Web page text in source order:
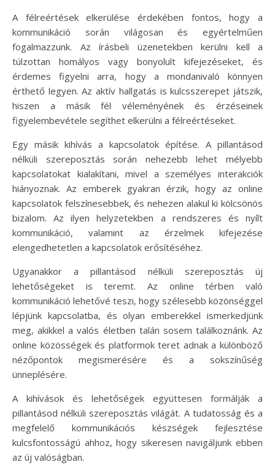
A félreértések elkerülése érdekében fontos, hogy a
kommunikáció során világosan és egyértelműen
fogalmazzunk. Az írásbeli üzenetekben kerülni kell a
túlzottan homályos vagy bonyolult kifejezéseket, és
érdemes figyelni arra, hogy a mondanivaló könnyen
érthető legyen. Az aktív hallgatás is kulcsszerepet játszik,
hiszen a másik fél véleményének és érzéseinek
figyelembevétele segíthet elkerülni a félreértéseket.
Egy másik kihívás a kapcsolatok építése. A pillantásod
nélküli szereposztás során nehezebb lehet mélyebb
kapcsolatokat kialakítani, mivel a személyes interakciók
hiányoznak. Az emberek gyakran érzik, hogy az online
kapcsolatok felszínesebbek, és nehezen alakul ki kölcsönös
bizalom. Az ilyen helyzetekben a rendszeres és nyílt
kommunikáció, valamint az érzelmek kifejezése
elengedhetetlen a kapcsolatok erősítéséhez.
Ugyanakkor a pillantásod nélküli szereposztás új
lehetőségeket is teremt. Az online térben való
kommunikáció lehetővé teszi, hogy szélesebb közönséggel
lépjünk kapcsolatba, és olyan emberekkel ismerkedjünk
meg, akikkel a valós életben talán sosem találkoznánk. Az
online közösségek és platformok teret adnak a különböző
nézőpontok megismerésére és a sokszínűség
ünneplésére.
A kihívások és lehetőségek együttesen formálják a
pillantásod nélküli szereposztás világát. A tudatosság és a
megfelelő kommunikációs készségek fejlesztése
kulcsfontosságú ahhoz, hogy sikeresen navigáljunk ebben
az új valóságban.